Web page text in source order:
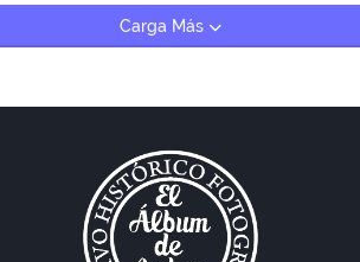
Carga Más